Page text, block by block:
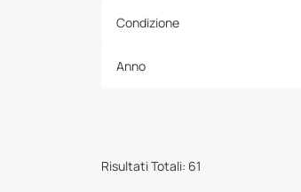
Condizione
Anno
Risultati Totali: 61